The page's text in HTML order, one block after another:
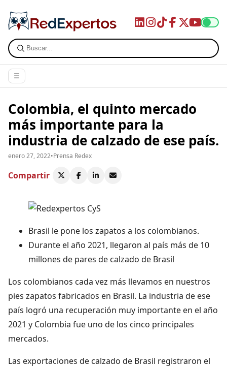
☰
Colombia, el quinto mercado
más importante para la
industria de calzado de ese país.
enero 27, 2022•Prensa Redex
Compartir
Brasil le pone los zapatos a los colombianos.
Durante el año 2021, llegaron al país más de 10
millones de pares de calzado de Brasil
Los colombianos cada vez más llevamos en nuestros
pies zapatos fabricados en Brasil. La industria de ese
país logró una recuperación muy importante en el año
2021 y Colombia fue uno de los cinco principales
mercados.
Las exportaciones de calzado de Brasil registraron el